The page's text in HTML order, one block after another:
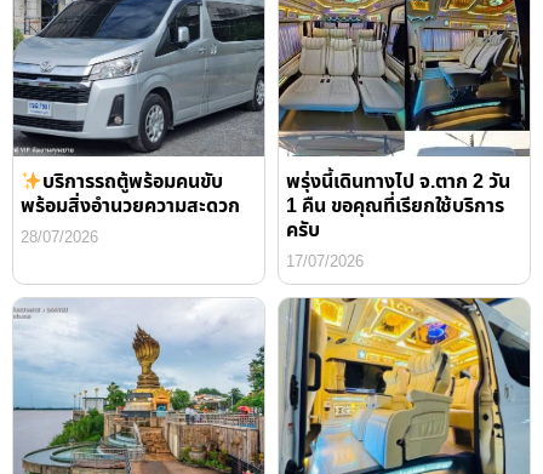
บริการรถตู้พร้อมคนขับ
พร้อมสิ่งอำนวยความสะดวก
28/07/2026
พรุ่งนี้เดินทางไป จ.ตาก 2 วัน
1 คืน ขอคุณที่เรียกใช้บริการ
ครับ
17/07/2026